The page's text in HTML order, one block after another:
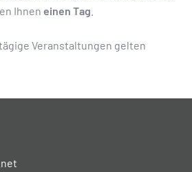
Ihnen einen Tag
Veranstaltungen gelten